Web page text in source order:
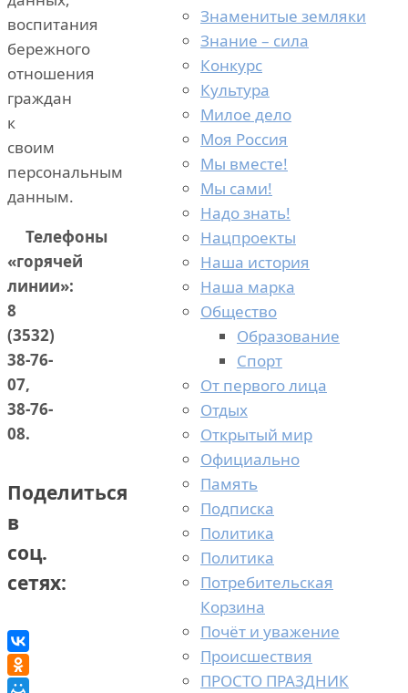
воспитания
бережного
отношения
граждан
к
своим
персональным
данным.
Телефоны
«горячей
линии»:
8
(3532)
38-76-
07,
38-76-
08.
Поделиться
в
соц.
сетях:
Знаменитые земляки
Знание – сила
Конкурс
Культура
Милое дело
Моя Россия
Мы вместе!
Мы сами!
Надо знать!
Нацпроекты
Наша история
Наша марка
Общество
Образование
Спорт
От первого лица
Отдых
Открытый мир
Официально
Память
Подписка
Политика
Политика
Потребительская
Корзина
Почёт и уважение
Происшествия
ПРОСТО ПРАЗДНИК